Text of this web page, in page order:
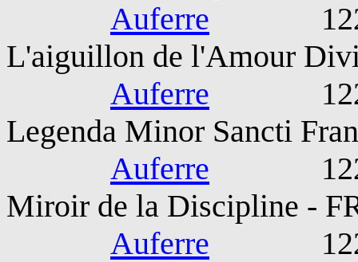
Auferre 1221-
L'aiguillon de l'Amour
Auferre 1221-
Legenda Minor Sancti
Auferre 1221-
Miroir de la Discipline -
Auferre 1221-